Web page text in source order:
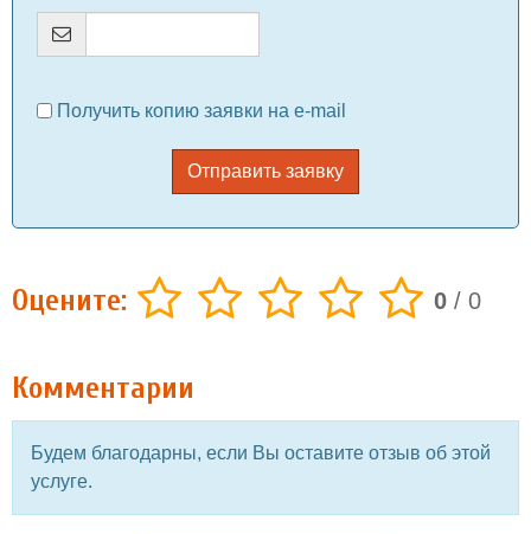
Получить копию заявки на e-mail
Отправить заявку
Оцените: 0 / 0
Комментарии
Будем благодарны, если Вы оставите отзыв об этой
услуге.